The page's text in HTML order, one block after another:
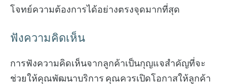
โจทย์ความต้องการได้อย่างตรงจุดมากที่สุด
ฟังความคิดเห็น
การฟังความคิดเห็นจากลูกค้าเป็นกุญแจสำคัญที่จะ
ช่วยให้คุณพัฒนาบริการ คุณควรเปิดโอกาสให้ลูกค้า